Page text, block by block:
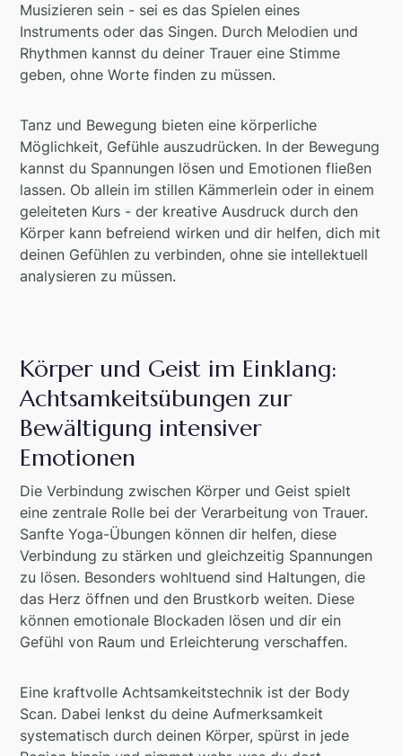
Musizieren sein - sei es das Spielen eines
Instruments oder das Singen. Durch Melodien und
Rhythmen kannst du deiner Trauer eine Stimme
geben, ohne Worte finden zu müssen.
Tanz und Bewegung bieten eine körperliche
Möglichkeit, Gefühle auszudrücken. In der Bewegung
kannst du Spannungen lösen und Emotionen fließen
lassen. Ob allein im stillen Kämmerlein oder in einem
geleiteten Kurs - der kreative Ausdruck durch den
Körper kann befreiend wirken und dir helfen, dich mit
deinen Gefühlen zu verbinden, ohne sie intellektuell
analysieren zu müssen.
Körper und Geist im Einklang:
Achtsamkeitsübungen zur
Bewältigung intensiver
Emotionen
Die Verbindung zwischen Körper und Geist spielt
eine zentrale Rolle bei der Verarbeitung von Trauer.
Sanfte Yoga-Übungen können dir helfen, diese
Verbindung zu stärken und gleichzeitig Spannungen
zu lösen. Besonders wohltuend sind Haltungen, die
das Herz öffnen und den Brustkorb weiten. Diese
können emotionale Blockaden lösen und dir ein
Gefühl von Raum und Erleichterung verschaffen.
Eine kraftvolle Achtsamkeitstechnik ist der Body
Scan. Dabei lenkst du deine Aufmerksamkeit
systematisch durch deinen Körper, spürst in jede